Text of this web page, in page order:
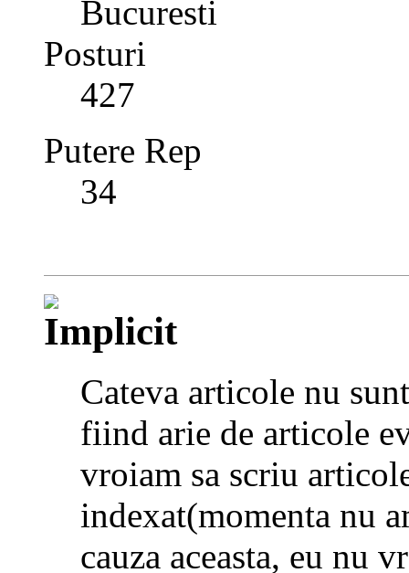
Bucuresti
Posturi
427
Putere Rep
34
Cateva articole nu
fiind arie de articole
vroiam sa scriu
indexat(momenta nu
cauza aceasta, eu nu